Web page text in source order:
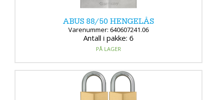
ABUS 88/50 HENGELÅS
Varenummer: 640607241.06
Antall i pakke: 6
PÅ LAGER